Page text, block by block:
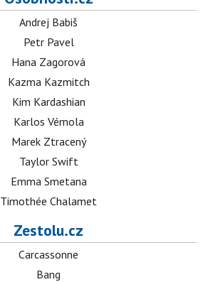
Andrej Babiš
Petr Pavel
Hana Zagorová
Kazma Kazmitch
Kim Kardashian
Karlos Vémola
Marek Ztracený
Taylor Swift
Emma Smetana
Timothée Chalamet
Zestolu.cz
Carcassonne
Bang